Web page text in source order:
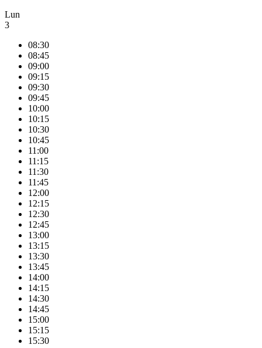
Lun
3
08:30
08:45
09:00
09:15
09:30
09:45
10:00
10:15
10:30
10:45
11:00
11:15
11:30
11:45
12:00
12:15
12:30
12:45
13:00
13:15
13:30
13:45
14:00
14:15
14:30
14:45
15:00
15:15
15:30